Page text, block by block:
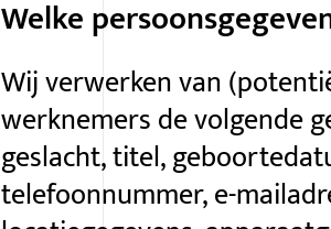
Welke
Wij verwerken van
werknemers de volgende
geslacht, titel,
telefoonnummer,e-